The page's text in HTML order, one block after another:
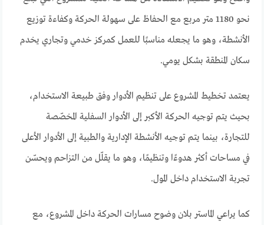
نحو 1180 متر مربع مع الحفاظ على سهولة الحركة وكفاءة توزيع
الأنشطة، وهو ما يجعله مناسبًا للعمل كمركز خدمي وتجاري يخدم
سكان المنطقة بشكل يومي.
يعتمد تخطيط المشروع على تنظيم الأدوار وفق طبيعة الاستخدام،
بحيث يتم توجيه الحركة الأكبر إلى الأدوار السفلية المخصّصة
للتجارة، بينما يتم توجيه الأنشطة الإدارية والطبية إلى الأدوار الأعلى
في مساحات أكثر هدوءًا وتنظيمًا، وهو ما يقلّل من التزاحم ويحسّن
تجربة الاستخدام داخل المول.
كما يراعي الماستر بلان وضوح مسارات الحركة داخل المشروع، مع